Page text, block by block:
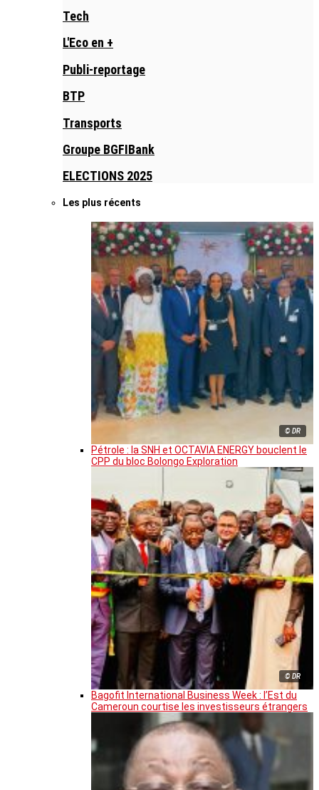
Tech
L'Eco en +
Publi-reportage
BTP
Transports
Groupe BGFIBank
ELECTIONS 2025
Les plus récents
© DR
Pétrole : la SNH et OCTAVIA ENERGY bouclent le
CPP du bloc Bolongo Exploration
© DR
Bagofit International Business Week : l’Est du
Cameroun courtise les investisseurs étrangers